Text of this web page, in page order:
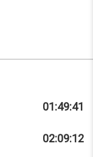
01:49:41
02:09:12